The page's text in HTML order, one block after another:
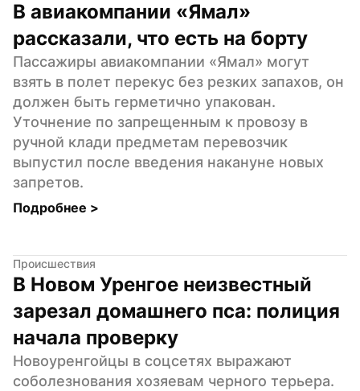
В авиакомпании «Ямал»
рассказали, что есть на борту
Пассажиры авиакомпании «Ямал» могут
взять в полет перекус без резких запахов, он
должен быть герметично упакован.
Уточнение по запрещенным к провозу в
ручной клади предметам перевозчик
выпустил после введения накануне новых
запретов.
Подробнее >
Происшествия
В Новом Уренгое неизвестный
зарезал домашнего пса: полиция
начала проверку
Новоуренгойцы в соцсетях выражают
соболезнования хозяевам черного терьера.